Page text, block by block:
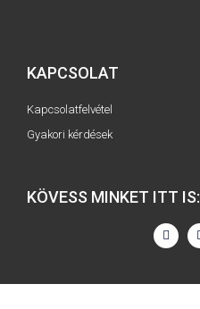
KAPCSOLAT
Kapcsolatfelvétel
Gyakori kérdések
KÖVESS MINKET ITT IS: